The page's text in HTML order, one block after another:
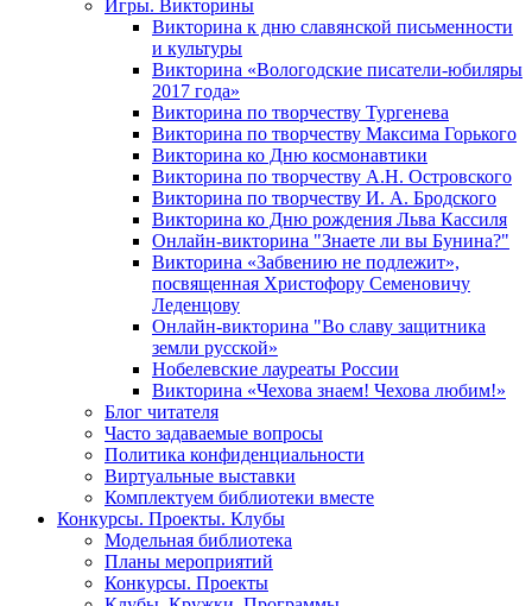
Игры. Викторины
Викторина к дню славянской письменности
и культуры
Викторина «Вологодские писатели-юбиляры
2017 года»
Викторина по творчеству Тургенева
Викторина по творчеству Максима Горького
Викторина ко Дню космонавтики
Викторина по творчеству А.Н. Островского
Викторина по творчеству И. А. Бродского
Викторина ко Дню рождения Льва Кассиля
Онлайн-викторина "Знаете ли вы Бунина?"
Викторина «Забвению не подлежит»,
посвященная Христофору Семеновичу
Леденцову
Онлайн-викторина "Во славу защитника
земли русской»
Нобелевские лауреаты России
Викторина «Чехова знаем! Чехова любим!»
Блог читателя
Часто задаваемые вопросы
Политика конфиденциальности
Виртуальные выставки
Комплектуем библиотеки вместе
Конкурсы. Проекты. Клубы
Модельная библиотека
Планы мероприятий
Конкурсы. Проекты